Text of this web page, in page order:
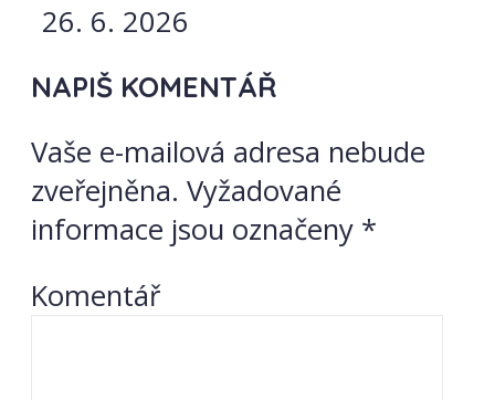
26. 6. 2026
NAPIŠ KOMENTÁŘ
Vaše e-mailová adresa nebude
zveřejněna. Vyžadované
informace jsou označeny *
Komentář